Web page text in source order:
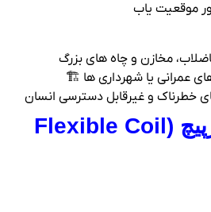
مخازن و چاه‌ های بزرگ
عمرانی یا شهرداری‌ ها 🏗️
خطرناک و غیرقابل‌ دسترسی انسان
4️⃣ دوربین مارپیچ (Flexible Coil